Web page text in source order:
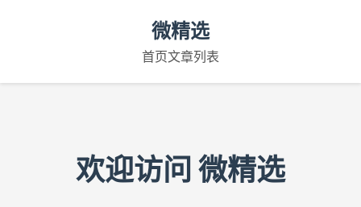
微精选
首页文章列表
欢迎访问 微精选